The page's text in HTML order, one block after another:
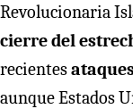
Revolucionaria
cierre del
recientes
aunque Estados